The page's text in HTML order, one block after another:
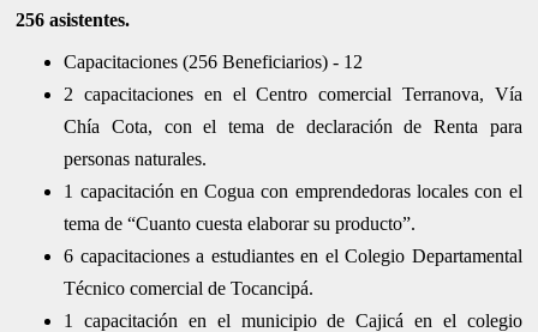
256 asistentes.
Capacitaciones (256 Beneficiarios) - 12
2 capacitaciones en el Centro comercial Terranova, Vía
Chía Cota, con el tema de declaración de Renta para
personas naturales.
1 capacitación en Cogua con emprendedoras locales con el
tema de “Cuanto cuesta elaborar su producto”.
6 capacitaciones a estudiantes en el Colegio Departamental
Técnico comercial de Tocancipá.
1 capacitación en el municipio de Cajicá en el colegio